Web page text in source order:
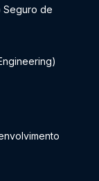
Seguro de